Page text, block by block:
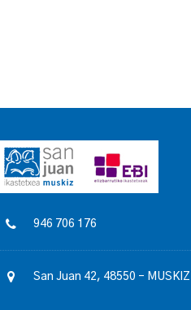
946 706 176
San Juan 42, 48550 – MUSKIZ